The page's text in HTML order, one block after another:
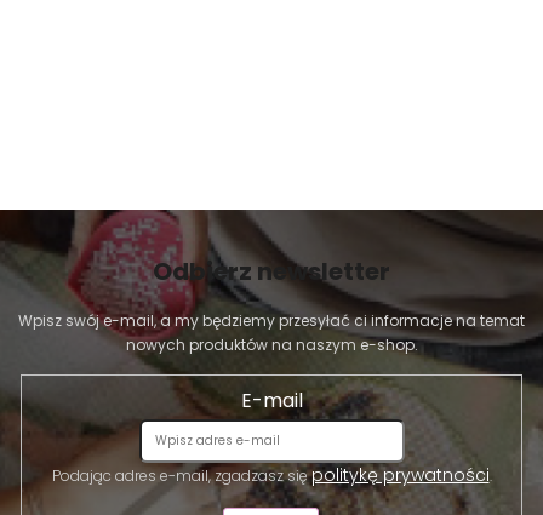
Odbierz newsletter
Wpisz swój e-mail, a my będziemy przesyłać ci informacje na temat
nowych produktów na naszym e-shop.
E-mail
Podając adres e-mail, zgadzasz siępolitykę prywatności.